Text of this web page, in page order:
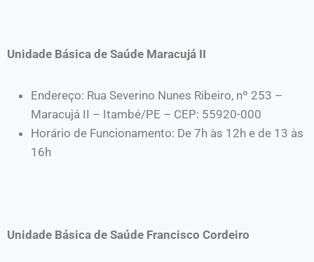
Unidade Básica de Saúde Maracujá II
Endereço: Rua Severino Nunes Ribeiro, nº 253 –
Maracujá II – Itambé/PE – CEP: 55920-000
Horário de Funcionamento: De 7h às 12h e de 13 às
16h
Unidade Básica de Saúde Francisco Cordeiro